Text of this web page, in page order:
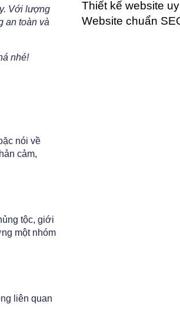
Với lượng
an toàn và
nhé!
nói về
cảm,
tộc, giới
một nhóm
liên quan
Thiết kế website
Website chuẩn